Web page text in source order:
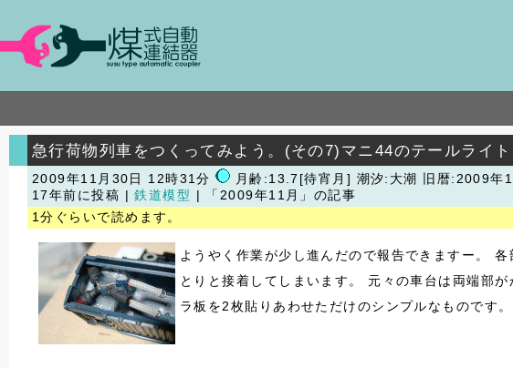
急行荷物列車をつくってみよう。(その7)マニ44のテールライト
2009年11月30日 12時31分 月齢:13.7[待宵月] 潮汐:大潮
旧暦:2009年
17年前に投稿 |鉄道模型
| 「2009年11月」の記事
1分ぐらいで読めます。
ようやく作業が少し進んだので報告できますー。
とりと接着してしまいます。 元々の車台は両端部
ラ板を2枚貼りあわせただけのシンプルなものです